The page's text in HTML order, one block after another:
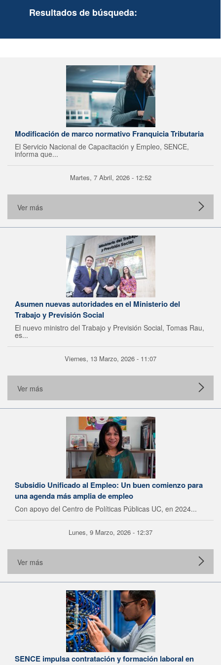
Resultados de búsqueda:
Modificación de marco normativo Franquicia Tributaria
El Servicio Nacional de Capacitación y Empleo, SENCE,
informa que...
Martes, 7 Abril, 2026 - 12:52
Ver más
Asumen nuevas autoridades en el Ministerio del
Trabajo y Previsión Social
El nuevo ministro del Trabajo y Previsión Social, Tomas Rau,
es...
Viernes, 13 Marzo, 2026 - 11:07
Ver más
Subsidio Unificado al Empleo: Un buen comienzo para
una agenda más amplia de empleo
Con apoyo del Centro de Políticas Públicas UC, en 2024...
Lunes, 9 Marzo, 2026 - 12:37
Ver más
SENCE impulsa contratación y formación laboral en